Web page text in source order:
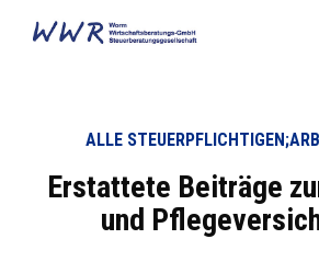
ALLE
Erstattete Beiträge
und